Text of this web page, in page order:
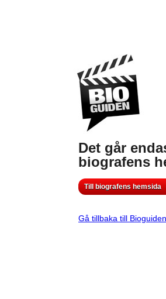
Det går
biografens
Till biografens hemsida
Gå tillbaka till Bioguiden